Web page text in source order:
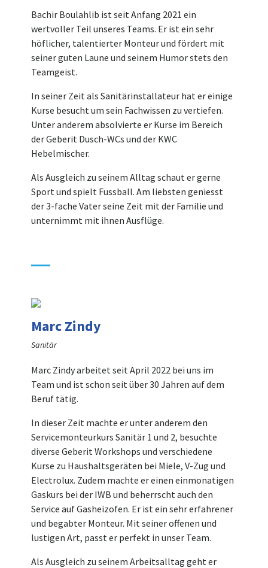
Bachir Boulahlib ist seit Anfang 2021 ein
wertvoller Teil unseres Teams. Er ist ein sehr
höflicher, talentierter Monteur und fördert mit
seiner guten Laune und seinem Humor stets den
Teamgeist.
In seiner Zeit als Sanitärinstallateur hat er einige
Kurse besucht um sein Fachwissen zu vertiefen.
Unter anderem absolvierte er Kurse im Bereich
der Geberit Dusch-WCs und der KWC
Hebelmischer.
Als Ausgleich zu seinem Alltag schaut er gerne
Sport und spielt Fussball. Am liebsten geniesst
der 3-fache Vater seine Zeit mit der Familie und
unternimmt mit ihnen Ausflüge.
Marc Zindy
Sanitär
Marc Zindy arbeitet seit April 2022 bei uns im
Team und ist schon seit über 30 Jahren auf dem
Beruf tätig.
In dieser Zeit machte er unter anderem den
Servicemonteurkurs Sanitär 1 und 2, besuchte
diverse Geberit Workshops und verschiedene
Kurse zu Haushaltsgeräten bei Miele, V-Zug und
Electrolux. Zudem machte er einen einmonatigen
Gaskurs bei der IWB und beherrscht auch den
Service auf Gasheizofen. Er ist ein sehr erfahrener
und begabter Monteur. Mit seiner offenen und
lustigen Art, passt er perfekt in unser Team.
Als Ausgleich zu seinem Arbeitsalltag geht er